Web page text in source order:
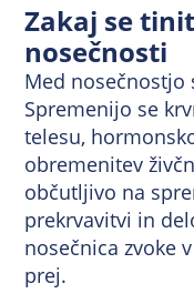
Zakaj se
nosečnosti
Med nosečnostjo
Spremenijo se
telesu,
obremenitev
občutljivo na
prekrvavitvi in
nosečnica zvoke
prej.